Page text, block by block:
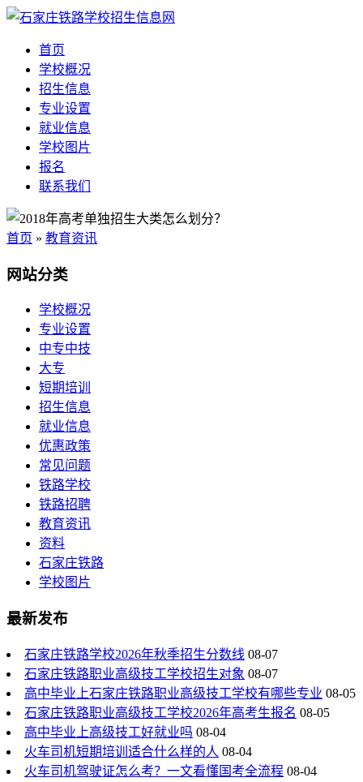
首页
学校概况
招生信息
专业设置
就业信息
学校图片
报名
联系我们
首页 » 教育资讯
网站分类
学校概况
专业设置
中专中技
大专
短期培训
招生信息
就业信息
优惠政策
常见问题
铁路学校
铁路招聘
教育资讯
资料
石家庄铁路
学校图片
最新发布
石家庄铁路学校2026年秋季招生分数线 08-07
石家庄铁路职业高级技工学校招生对象 08-07
高中毕业上石家庄铁路职业高级技工学校有哪些专业 08-05
石家庄铁路职业高级技工学校2026年高考生报名 08-05
高中毕业上高级技工好就业吗 08-04
火车司机短期培训适合什么样的人 08-04
火车司机驾驶证怎么考？一文看懂国考全流程 08-04